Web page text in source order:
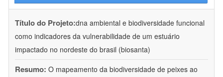
Título do Projeto:dna ambiental e biodiversidade funcional
como indicadores da vulnerabilidade de um estuário
impactado no nordeste do brasil (biosanta)
Resumo: O mapeamento da biodiversidade de peixes ao